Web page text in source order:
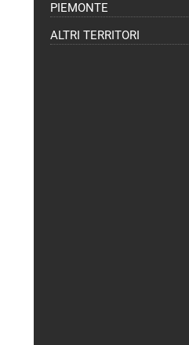
PIEMONTE
ALTRI TERRITORI